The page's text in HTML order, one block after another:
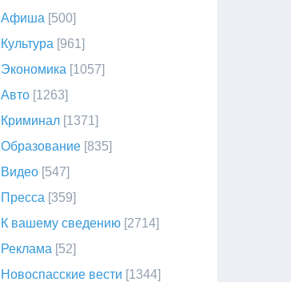
Афиша [500]
Культура [961]
Экономика [1057]
Авто [1263]
Криминал [1371]
Образование [835]
Видео [547]
Пресса [359]
К вашему сведению [2714]
Реклама [52]
Новоспасские вести [1344]